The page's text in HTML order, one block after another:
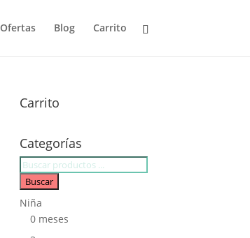
Ofertas Blog Carrito
Carrito
Categorías
Búsqueda
de
productos
Buscar
Niña
0 meses